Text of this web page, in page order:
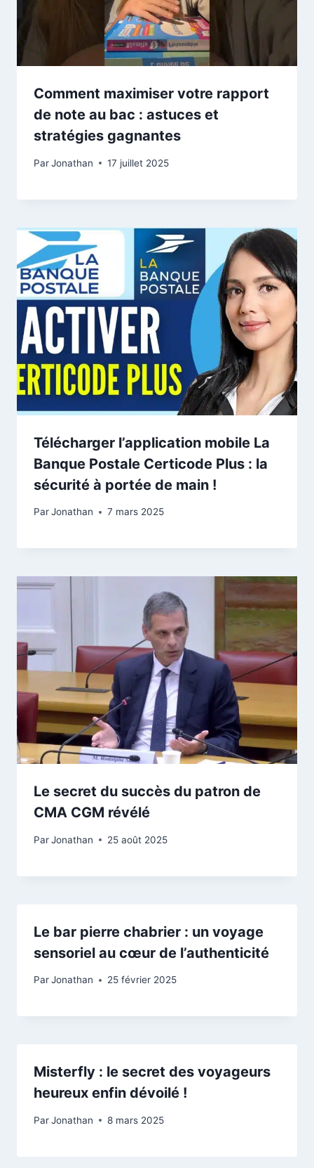
Comment maximiser votre rapport
de note au bac : astuces et
stratégies gagnantes
ParJonathan 17 juillet 2025
Télécharger l’application mobile La
Banque Postale Certicode Plus : la
sécurité à portée de main !
ParJonathan 7 mars 2025
Le secret du succès du patron de
CMA CGM révélé
ParJonathan 25 août 2025
Le bar pierre chabrier : un voyage
sensoriel au cœur de l’authenticité
ParJonathan 25 février 2025
Misterfly : le secret des voyageurs
heureux enfin dévoilé !
ParJonathan 8 mars 2025